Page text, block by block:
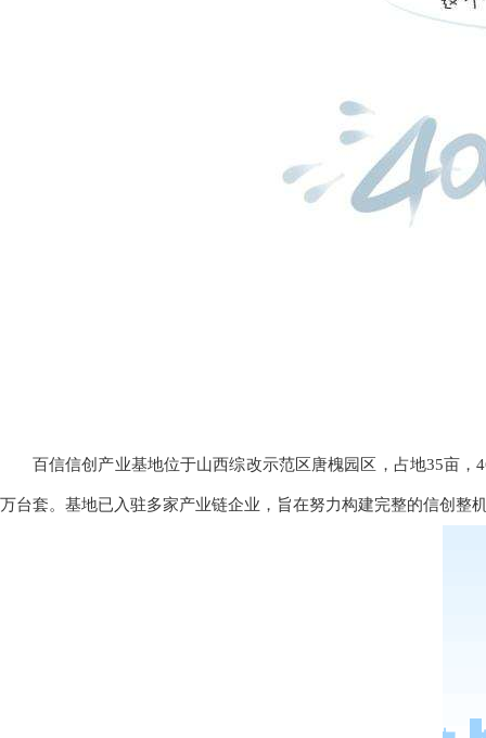
百信信创产业基地位于山西综改示范区唐槐园区，占地35亩
万台套。基地已入驻多家产业链企业，旨在努力构建完整的信创整